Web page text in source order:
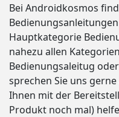
Bei Androidkosmos
Hauptkategorie
nahezu allen
Bedienungsaleitug
sprechen Sie uns
Ihnen mit der
Produkt noch mal)